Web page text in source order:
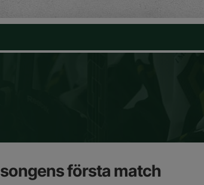
första match